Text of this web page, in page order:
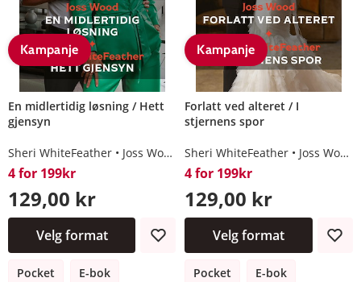
Kampanje
En midlertidig løsning / Hett
gjensyn
Sheri WhiteFeather Joss Wood
4 for 199kr
129,00 kr
Velg format
Pocket E-bok
Kampanje
Forlatt ved alteret / I
stjernens spor
Sheri WhiteFeather Joss Wood
4 for 199kr
129,00 kr
Velg format
Pocket E-bok